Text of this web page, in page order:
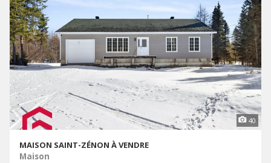
40
MAISON SAINT-ZÉNON À VENDRE
Maison